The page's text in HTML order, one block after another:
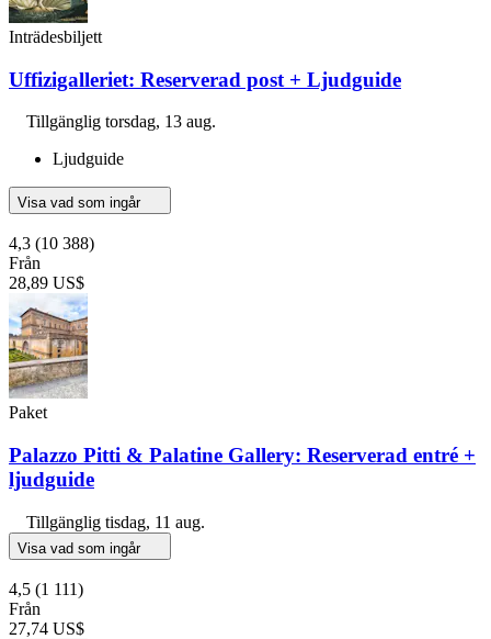
Inträdesbiljett
Uffizigalleriet: Reserverad post + Ljudguide
Tillgänglig torsdag, 13 aug.
Ljudguide
Visa vad som ingår
4,3 (10 388)
Från
28,89 US$
Paket
Palazzo Pitti & Palatine Gallery: Reserverad entré +
ljudguide
Tillgänglig tisdag, 11 aug.
Visa vad som ingår
4,5 (1 111)
Från
27,74 US$